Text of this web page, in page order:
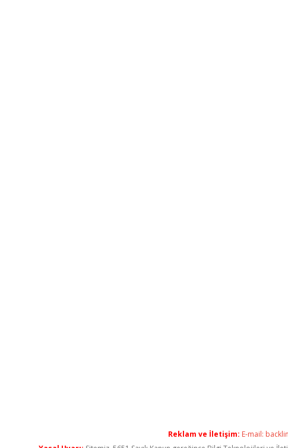
Reklam ve İletişim: E-mail: